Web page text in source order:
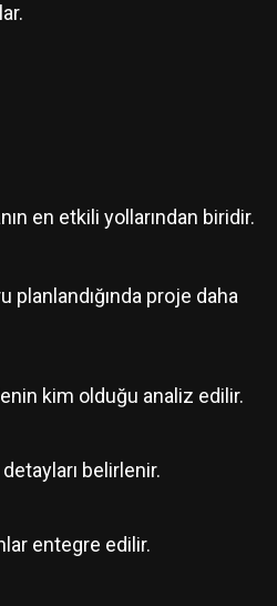
en etkili yollarından biridir.
proje daha
kim olduğu analiz edilir.
belirlenir.
entegre edilir.